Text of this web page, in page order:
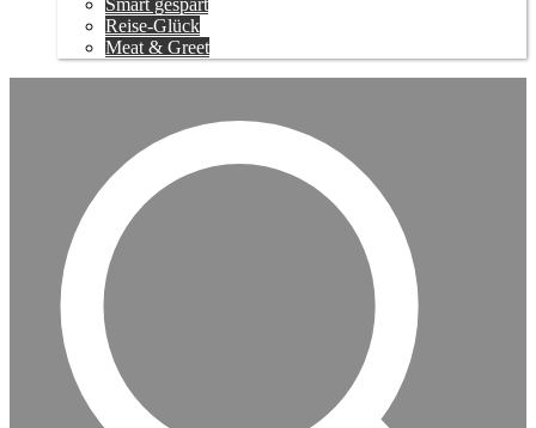
Smart gespart
Reise-Glück
Meat & Greet